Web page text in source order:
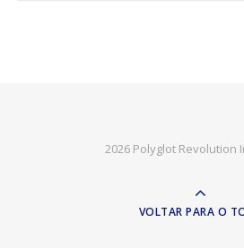
2026 Polyglot Revolution
VOLTAR PARA O